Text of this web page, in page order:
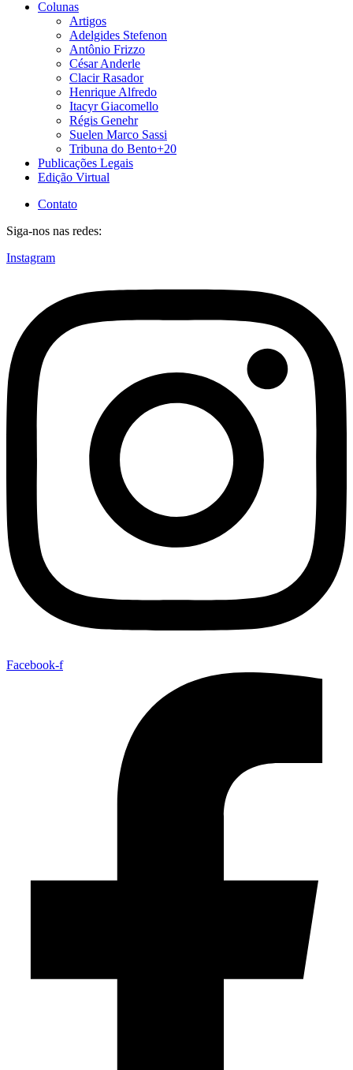
Colunas
Artigos
Adelgides Stefenon
Antônio Frizzo
César Anderle
Clacir Rasador
Henrique Alfredo
Itacyr Giacomello
Régis Genehr
Suelen Marco Sassi
Tribuna do Bento+20
Publicações Legais
Edição Virtual
Contato
Siga-nos nas redes:
Instagram
Facebook-f